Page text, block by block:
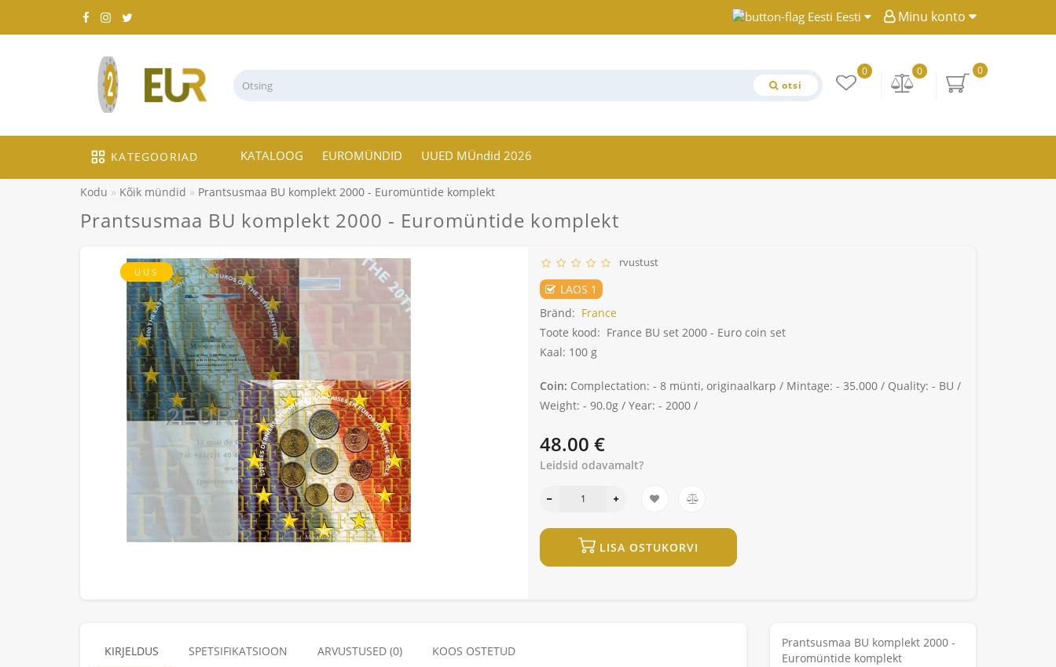
Minu konto
Eesti
otsi
0
0
0
KATEGOORIAD KATALOOG EUROMÜNDID UUED MÜndid 2026
Kodu Kõik mündid Prantsusmaa BU komplekt 2000 - Euromüntide komplekt
Prantsusmaa BU komplekt 2000 - Euromüntide komplekt
UUS
rvustust
LAOS 1
Bränd: France
Toote kood: France BU set 2000 - Euro coin set
Kaal: 100 g
Coin: Complectation: - 8 münti, originaalkarp / Mintage: - 35.000 / Quality: - BU /
Weight: - 90.0g / Year: - 2000 /
48.00 €
Leidsid odavamalt?
LISA OSTUKORVI
KIRJELDUS SPETSIFIKATSIOON ARVUSTUSED (0) KOOS OSTETUD
Prantsusmaa BU komplekt 2000 -
Euromüntide komplekt